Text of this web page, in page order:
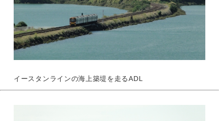
イースタンラインの海上築堤を走るADL